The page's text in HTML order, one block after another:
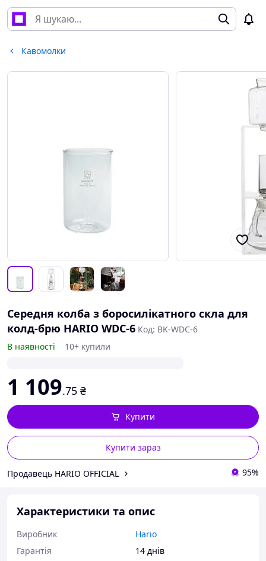
Кавомолки
Середня колба з боросилікатного скла для
колд-брю HARIO WDC-6 Код: BK-WDC-6
В наявності
10+ купили
1 109.75 ₴
Купити зараз
Купити
Продавець HARIO OFFICIAL 95%
Характеристики та опис
Виробник
Hario
Гарантія
14 днів